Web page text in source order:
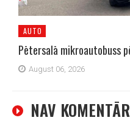
AUTO
Pētersalā mikroautobuss
August 06, 2026
NAV